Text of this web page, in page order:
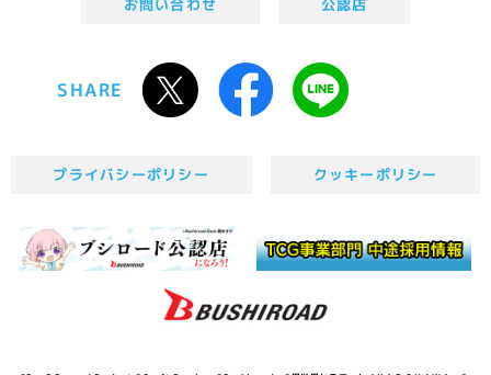
お問い合わせ 公認店
SHARE
プライバシーポリシー クッキーポリシー